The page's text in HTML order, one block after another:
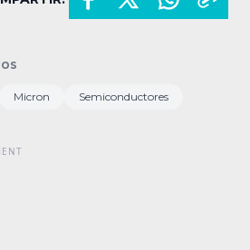
Micron Semiconductores